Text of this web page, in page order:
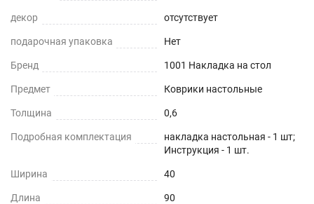
декор отсутствует
подарочная упаковка Нет
Бренд 1001 Накладка на стол
Предмет Коврики настольные
Толщина 0,6
Подробная комплектация
накладка настольная - 1 шт;
Инструкция - 1 шт.
Ширина 40
Длина 90